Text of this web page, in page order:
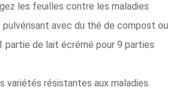
les feuilles contre les maladies
pulvérisant avec du thé de compost ou
partie de lait écrémé pour 9 parties
variétés résistantes aux maladies.